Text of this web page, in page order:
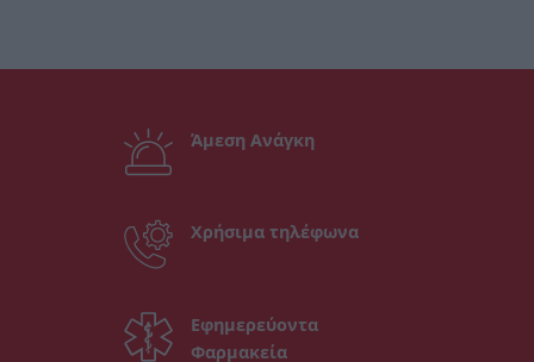
Άμεση Ανάγκη
Χρήσιμα τηλέφωνα
Εφημερεύοντα
Φαρμακεία